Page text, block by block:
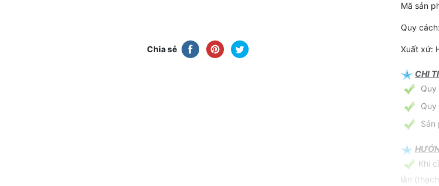
Chia sẻ
Mã sản
Quy
Xuất xứ:
CHI
Quy
Sản
Khi
lằn